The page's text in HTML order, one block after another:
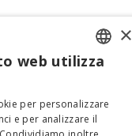
ENGLISH
ITALIAN
×
web utilizza
per personalizzare
e per analizzare il